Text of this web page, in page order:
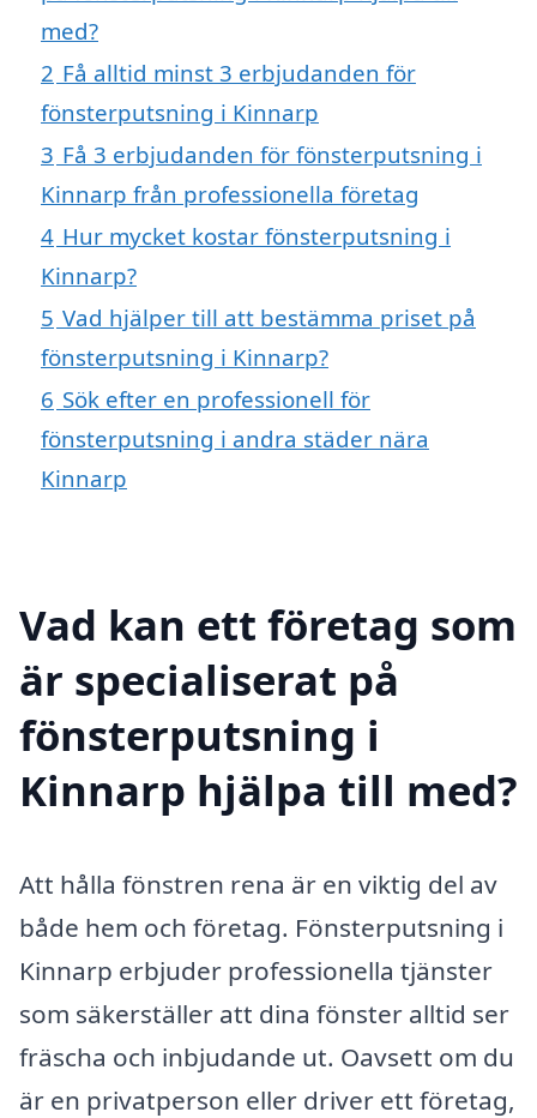
med?
2 Få alltid minst 3 erbjudanden för
fönsterputsning i Kinnarp
3 Få 3 erbjudanden för fönsterputsning i
Kinnarp från professionella företag
4 Hur mycket kostar fönsterputsning i
Kinnarp?
5 Vad hjälper till att bestämma priset på
fönsterputsning i Kinnarp?
6 Sök efter en professionell för
fönsterputsning i andra städer nära
Kinnarp
Vad kan ett företag som
är specialiserat på
fönsterputsning i
Kinnarp hjälpa till med?
Att hålla fönstren rena är en viktig del av
både hem och företag. Fönsterputsning i
Kinnarp erbjuder professionella tjänster
som säkerställer att dina fönster alltid ser
fräscha och inbjudande ut. Oavsett om du
är en privatperson eller driver ett företag,